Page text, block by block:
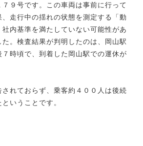
９号です。この車両は事前に行って
走行中の揺れの状態を測定する「動
内基準を満たしていない可能性があ
。検査結果が判明したのは、岡山駅
時頃で、到着した岡山駅での運休が
れておらず、乗客約４００人は後続
いうことです。